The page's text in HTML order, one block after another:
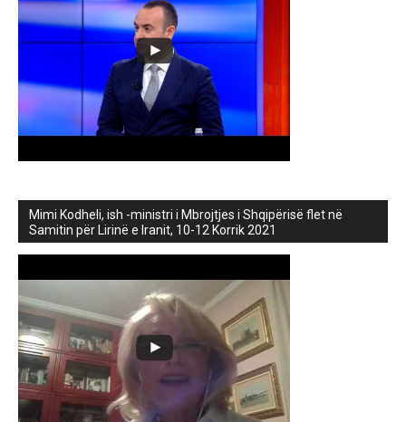
Mimi Kodheli, ish -ministri i Mbrojtjes i Shqipërisë flet në
Samitin për Lirinë e Iranit, 10-12 Korrik 2021